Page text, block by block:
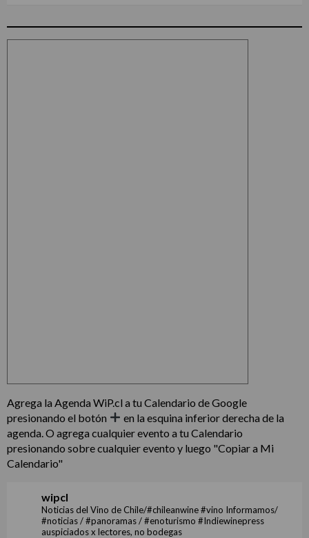
Agrega la Agenda WiP.cl a tu Calendario de Google
presionando el botón
en la esquina inferior derecha de la
agenda. O agrega cualquier evento a tu Calendario
presionando sobre cualquier evento y luego "Copiar a Mi
Calendario"
wipcl
Noticias del Vino de Chile/#chileanwine #vino Informamos/
#noticias / #panoramas / #enoturismo #Indiewinepress
auspiciados x lectores, no bodegas